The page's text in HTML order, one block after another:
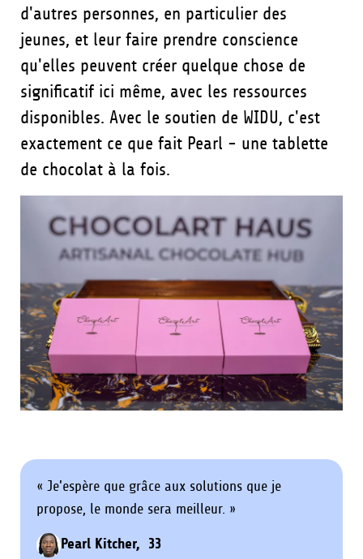
d'autres personnes, en particulier des
jeunes, et leur faire prendre conscience
qu'elles peuvent créer quelque chose de
significatif ici même, avec les ressources
disponibles. Avec le soutien de WIDU, c'est
exactement ce que fait Pearl - une tablette
de chocolat à la fois.
« Je'espère que grâce aux solutions que je
propose, le monde sera meilleur. »
Pearl Kitcher, 33